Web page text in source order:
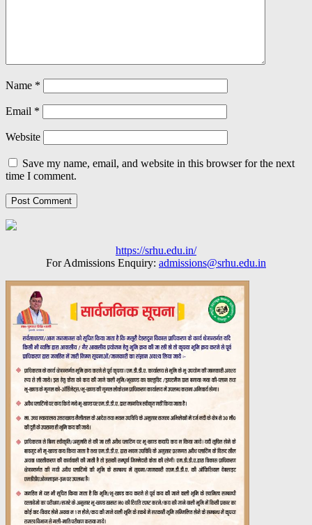
Name *
Email *
Website
Save my name, email, and website in this browser for the next
time I comment.
https://srhu.edu.in/
For Admissions Enquiry: admissions@srhu.edu.in